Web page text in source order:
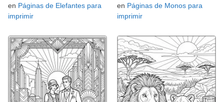
en Páginas de Elefantes para
imprimir
en Páginas de Monos para
imprimir